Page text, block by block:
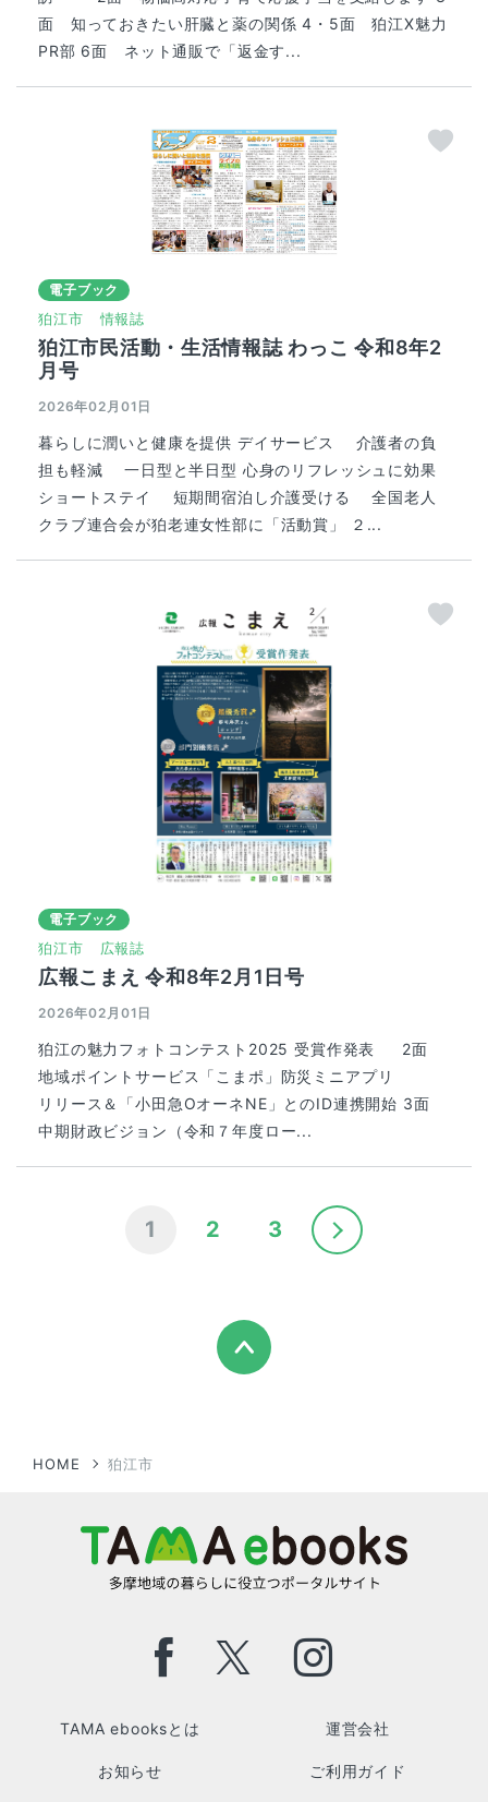
面 知っておきたい肝臓と薬の関係 4・5面 狛江X魅力
PR部 6面 ネット通販で「返金す...
電子ブック
狛江市 情報誌
狛江市民活動・生活情報誌 わっこ 令和8年2
月号
2026年02月01日
暮らしに潤いと健康を提供 デイサービス 介護者の負
担も軽減 一日型と半日型 心身のリフレッシュに効果
ショートステイ 短期間宿泊し介護受ける 全国老人
クラブ連合会が狛老連女性部に「活動賞」 ２...
電子ブック
狛江市 広報誌
広報こまえ 令和8年2月1日号
2026年02月01日
狛江の魅力フォトコンテスト2025 受賞作発表 2面
地域ポイントサービス「こまポ」防災ミニアプリ
リリース＆「小田急OオーネNE」とのID連携開始 3面
中期財政ビジョン（令和７年度ロー...
1 2 3
HOME 狛江市
TAMA ebooksとは 運営会社
お知らせ ご利用ガイド